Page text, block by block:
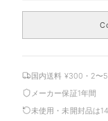
国内送料 ¥300・2〜
メーカー保証1年間
未使用・未開封品は